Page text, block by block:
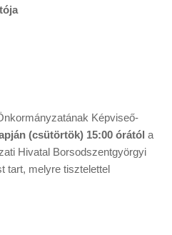
Képviseő-
(csütörtök) 15:00 órától a
Hivatal Borsodszentgyörgyi
tart, melyre tisztelettel